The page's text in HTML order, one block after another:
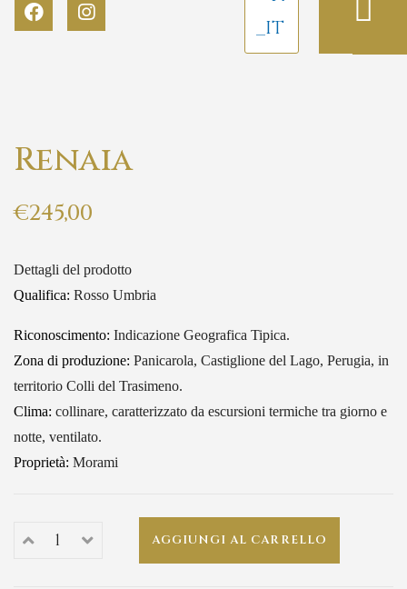
Renaia
€245,00
Dettagli del prodotto
Qualifica: Rosso Umbria
Riconoscimento: Indicazione Geografica Tipica.
Zona di produzione: Panicarola, Castiglione del Lago, Perugia, in
territorio Colli del Trasimeno.
Clima: collinare, caratterizzato da escursioni termiche tra giorno e
notte, ventilato.
Proprietà: Morami
AGGIUNGI AL CARRELLO